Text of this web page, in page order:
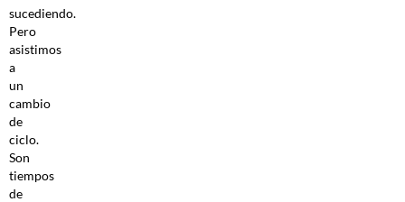
sucediendo.
Pero
asistimos
a
un
cambio
de
ciclo.
Son
tiempos
de